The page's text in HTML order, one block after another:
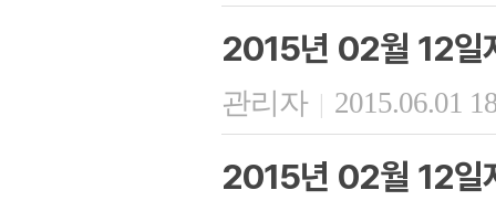
2015년 02월 12일
관리자 | 2015.06.01
2015년 02월 12일